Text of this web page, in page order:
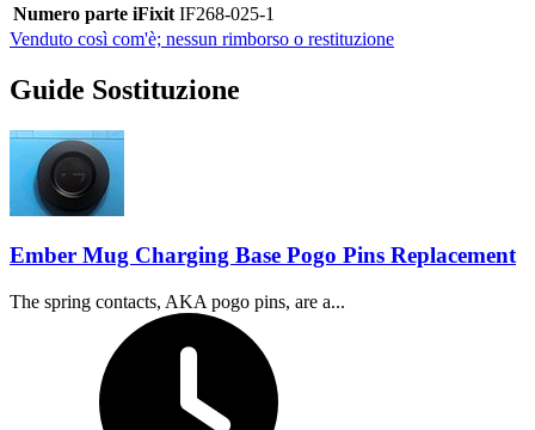
Numero parte iFixit IF268-025-1
Venduto così com'è; nessun rimborso o restituzione
Guide Sostituzione
Ember Mug Charging Base Pogo Pins Replacement
The spring contacts, AKA pogo pins, are a...